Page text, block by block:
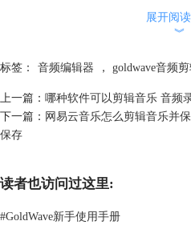
2、通过软件右边的控制台可以对音
响度与时间做出调整。
3、调整播放时间时，只需要将音乐两
可，例如这里就将音乐的播放时间锁
量的调整也能够在软件界面右侧的控
展开阅
︾
标签： 音频编辑器 ， goldwave音频
上一篇： 哪种软件可以剪辑音乐 音频
下一篇： 网易云音乐怎么剪辑音乐并
保存
读者也访问过这里:
#GoldWave新手使用手册